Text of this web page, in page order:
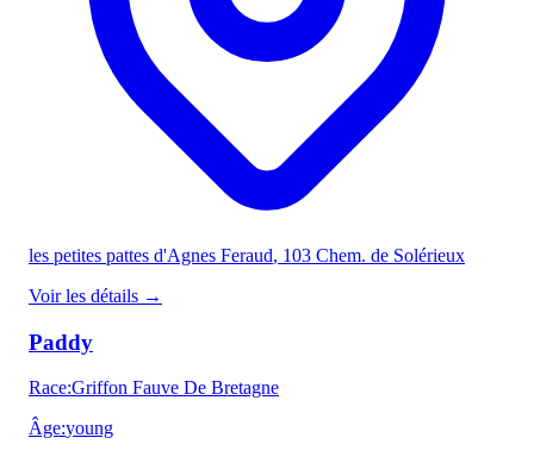
les petites pattes d'Agnes Feraud, 103 Chem. de Solérieux
Voir les détails →
Paddy
Race:Griffon Fauve De Bretagne
Âge:young